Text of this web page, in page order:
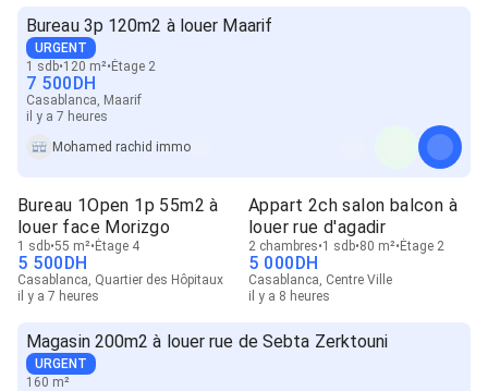
Bureau 3p 120m2 à louer Maarif
URGENT
1 sdb 120 m² Étage 2
7 500DH
Casablanca, Maarif
il y a 7 heures
Mohamed rachid immo
Bureau 1Open 1p 55m2 à
louer face Morizgo
1 sdb 55 m² Étage 4
5 500DH
Casablanca, Quartier des Hôpitaux
il y a 7 heures
Magasin 200m2 à louer rue de Sebta Zerktouni
URGENT
160 m²
Appart 2ch salon balcon à
louer rue d'agadir
2 chambres 1 sdb 80 m² Étage 2
5 000DH
Casablanca, Centre Ville
il y a 8 heures